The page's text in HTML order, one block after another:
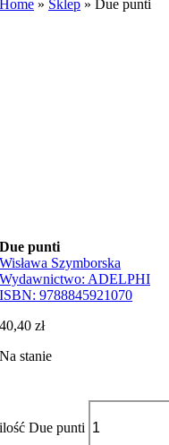
Home » Sklep »Due punti
Due punti
Wisława Szymborska
Wydawnictwo: ADELPHI
ISBN:9788845921070
40,40zł
Na stanie
ilość Due punti